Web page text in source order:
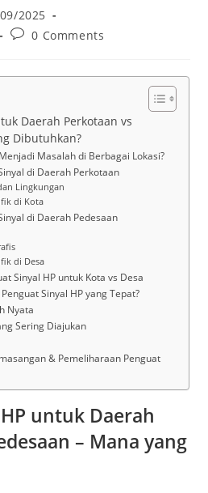
2025
Post0 Comments
Daerah Perkotaan vs
Dibutuhkan?
Masalah di Berbagai Lokasi?
di Daerah Perkotaan
Lingkungan
di Kota
di Daerah Pedesaan
di Desa
Sinyal HP untuk Kota vs Desa
Sinyal HP yang Tepat?
Nyata
Sering Diajukan
& Pemeliharaan Penguat
untuk Daerah
– Mana yang